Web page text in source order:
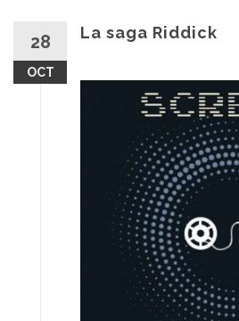
28
OCT
La saga Riddick